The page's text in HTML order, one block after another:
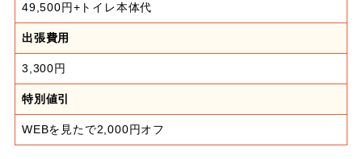
49,500円+トイレ本体代
出張費用
3,300円
特別値引
WEBを見たで2,000円オフ